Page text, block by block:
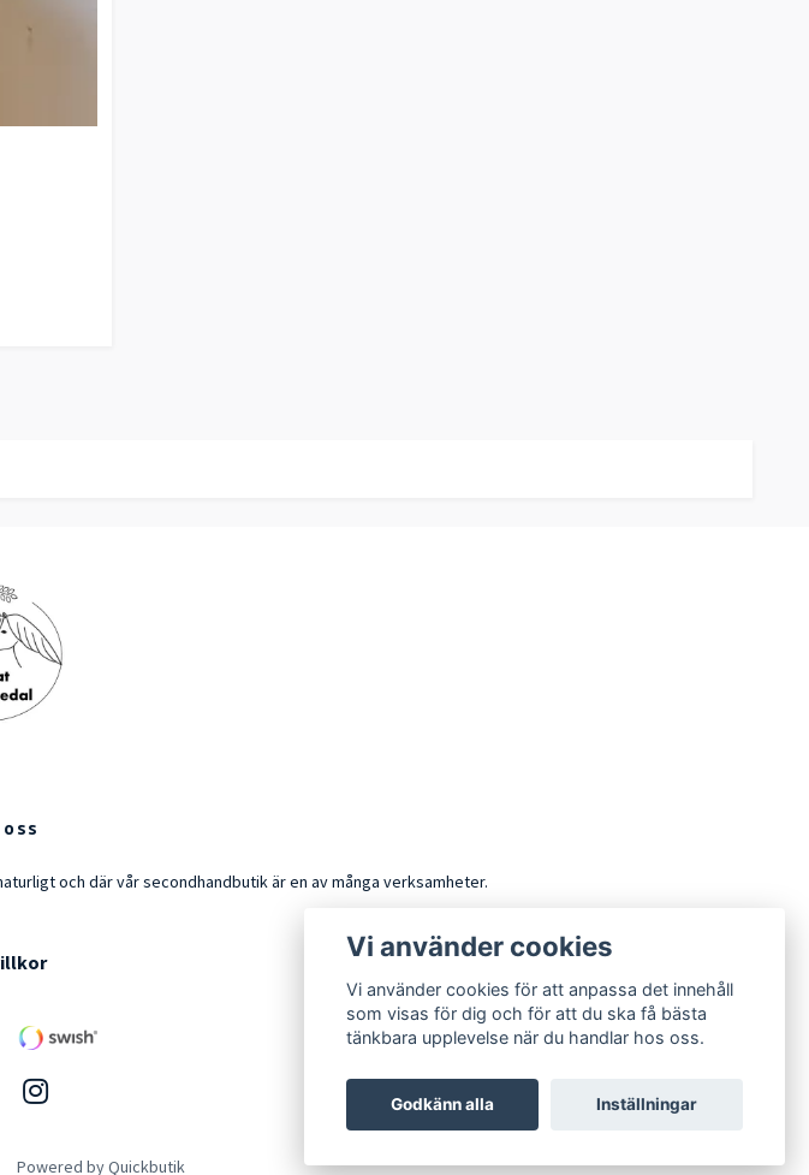
och där vår secondhandbutik är en av många verksamheter.
Powered by Quickbutik
Vi använder cookies
Vi använder cookies för att anpassa det innehåll
som visas för dig och för att du ska få bästa
tänkbara upplevelse när du handlar hos oss.
Godkänn alla Inställningar